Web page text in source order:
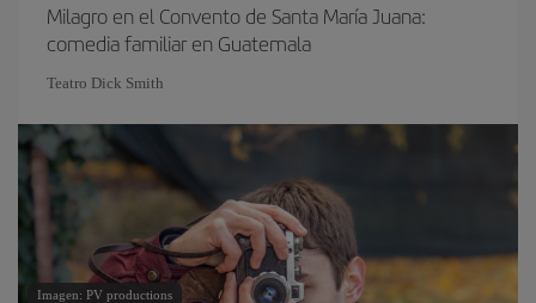
Milagro en el Convento de Santa María Juana:
comedia familiar en Guatemala
Teatro Dick Smith
Imagen: PV productions